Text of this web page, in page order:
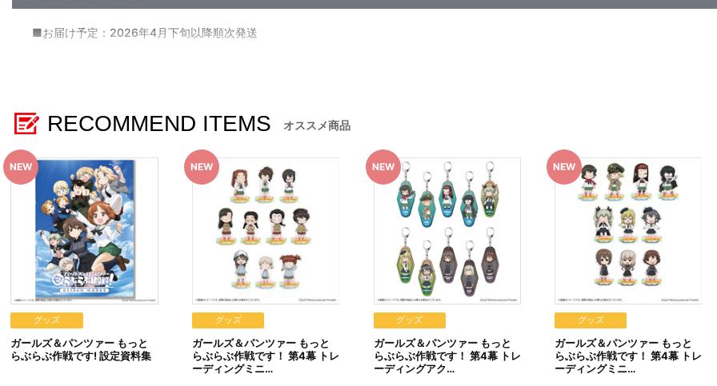
■お届け予定：2026年4月下旬以降順次発送
※本商品は準備数に限りがございます。準備数に達した場合、早期にご注文の受付を終了させていただくことがございます。
※「在庫がありません」表示後も、ご注文のキャンセルや支払い期限切れが発生した際は販売を再開させていただく場合がございます
※仕様等は予告なく変更となる場合がございます。
※撮影環境やご利用のモニター環境により、実物と多少異なって見える場合がございます。
※商品画像はイメージです。実際の仕様とは異なる場合がございます。あらかじめご了承ください。
※すでにご注文しているかのご確認には、「マイページ」→「ご注文履歴」にてご確認いただけます。
■ご注文・お支払いについて
※ご注文は、１注文につき5個までとなります。
※本商品のご注文はバンダイナムコフィルムワークス公式ショップ『A-on STORE』が承り、発送を行います。
なお、ご注文には、バンダイナムコフィルムワークス公式ショップ『A-on STORE』の会員登録（無料）が必要となります。
※A-on STOREでの決済方法は「カード決済」「コンビニ決済」「Pay-easy（ペイジー）」「WEB・スマホ決済」のみとなります。
※メール受信設定を行っているお客様につきましては、必ず[@bnfw.co.jp]のドメイン指定受信の設定をお願いいたします。
(受信許可の設定を行わないとメールが「迷惑メールフォルダ」に入る場合や届かない場合がございます。)
※決済方法「カード決済」を選択時は、ご注文日翌日に決済処理を実施いたします。
メールにてご案内させていただきましたお支払期日までに購入・決済手続きが行われなかった場合は、キャンセル扱いとして手続
いかなる理由でも、決済期間の延長は対応できかねます。
なお、ご注文日翌日以降は、以下の手順でもご確認いただけます。
RECOMMEND ITEMS オススメ商品
グッズ
ガールズ＆パンツァー もっと
らぶらぶ作戦です! 設定資料集
グッズ
ガールズ＆パンツァー もっと
らぶらぶ作戦です！ 第4幕 トレ
ーディングミニ…
グッズ
ガールズ＆パンツァー もっと
らぶらぶ作戦です！ 第4幕 トレ
ーディングアク…
グッズ
ガールズ＆パンツァー もっと
らぶらぶ作戦です！ 第4幕 トレ
ーディングミニ…